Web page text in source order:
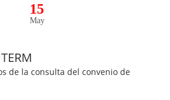
15
May
de la consulta del convenio de